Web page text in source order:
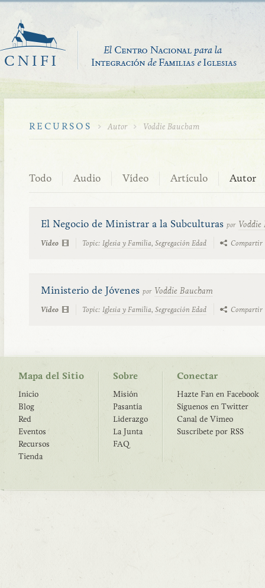
RECURSOS Autor Voddie Baucham
Todo Audio Vídeo Artículo Autor
El Negocio de Ministrar a la Subculturas por Voddie
Vídeo Topic: Iglesia y Familia, Segregación Edad Compartir
Ministerio de Jóvenes por Voddie Baucham
Vídeo Topic: Iglesia y Familia, Segregación Edad Compartir
Mapa del Sitio
Inicio
Blog
Red
Eventos
Recursos
Tienda
Sobre
Misión
Pasantía
Liderazgo
La Junta
FAQ
Conectar
Hazte Fan en Facebook
Síguenos en Twitter
Canal de Vimeo
Suscríbete por RSS